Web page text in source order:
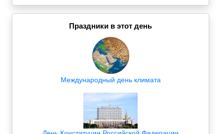
Праздники в этот день
Международный день климата